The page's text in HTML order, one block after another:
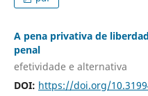
A pena privativa de
penal
efetividade e alternativa
DOI: https://doi.org/